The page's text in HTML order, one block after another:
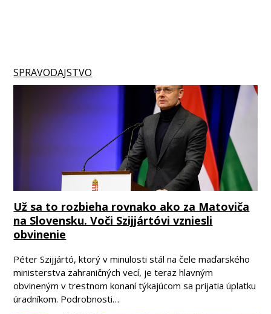
SPRAVODAJSTVO
Už sa to rozbieha rovnako ako za Matoviča
na Slovensku. Voči Szijjártóvi vzniesli
obvinenie
Péter Szijjártó, ktorý v minulosti stál na čele maďarského
ministerstva zahraničných vecí, je teraz hlavným
obvineným v trestnom konaní týkajúcom sa prijatia úplatku
úradníkom. Podrobnosti…